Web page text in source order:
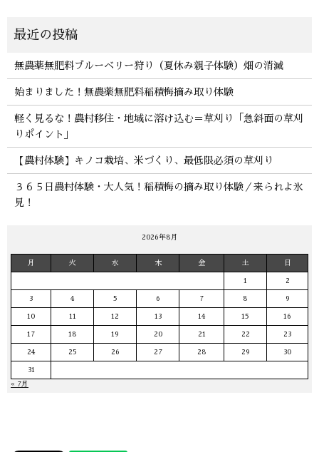
無農薬無肥料ブルーベリー狩り（夏休み親子体験）畑の消滅
始まりました！無農薬無肥料稲積梅摘み取り体験
軽く見るな！農村移住・地域に溶け込む＝草刈り「急斜面の草刈
りポイント」
【農村体験】キノコ栽培、米づくり、最低限必須の草刈り
３６５日農村体験・大人気！稲積梅の摘み取り体験／来られよ氷
見！
2026年8月
月 火 水 木 金 土 日
1 2
3 4 5 6 7 8 9
10 11 12 13 14 15 16
17 18 19 20 21 22 23
24 25 26 27 28 29 30
31
« 7月